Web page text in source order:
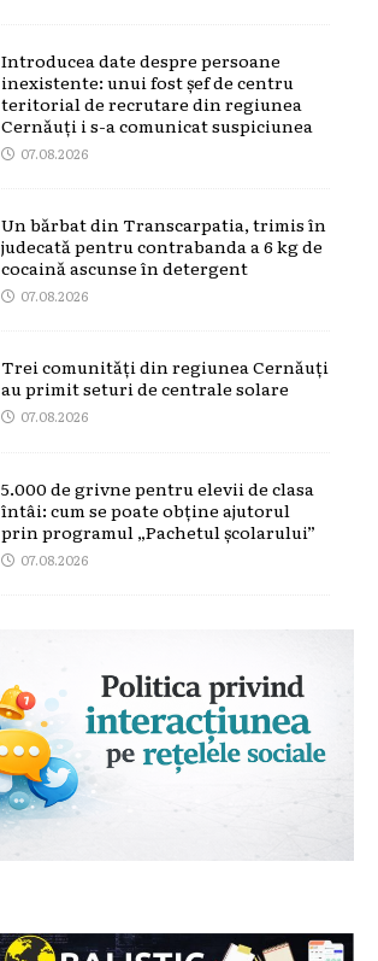
Introducea date despre persoane
inexistente: unui fost șef de centru
teritorial de recrutare din regiunea
Cernăuți i s-a comunicat suspiciunea
07.08.2026
Un bărbat din Transcarpatia, trimis în
judecată pentru contrabanda a 6 kg de
cocaină ascunse în detergent
07.08.2026
Trei comunități din regiunea Cernăuți
au primit seturi de centrale solare
07.08.2026
5.000 de grivne pentru elevii de clasa
întâi: cum se poate obține ajutorul
prin programul „Pachetul școlarului”
07.08.2026